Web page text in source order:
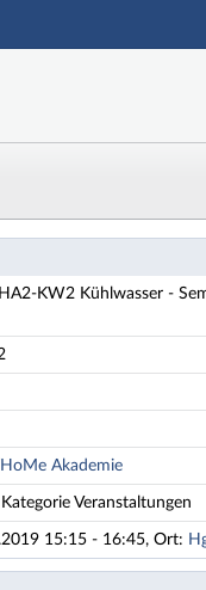
und
KW2 Kühlwasser -
Akademie
Veranstaltungen
15:15 - 16:45, Ort: